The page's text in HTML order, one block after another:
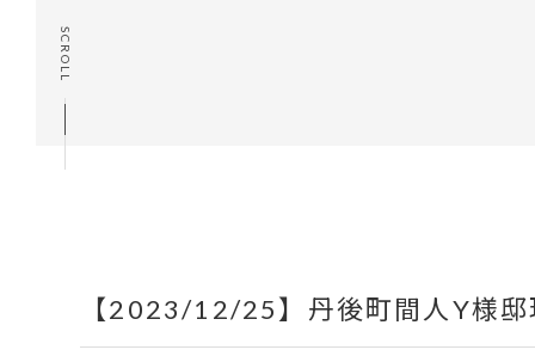
SCROLL
【2023/12/25】丹後町間人Y様